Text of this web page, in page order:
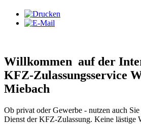
Willkommen auf der
KFZ-Zulassungsservice
Miebach
Ob privat oder Gewerbe - nutzen auch Sie
Dienst der KFZ-Zulassung. Keine lästige